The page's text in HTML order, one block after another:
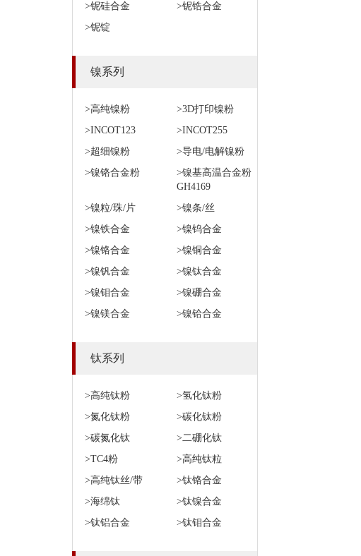
>铌硅合金
>铌锆合金
>铌锭
镍系列
>高纯镍粉
>3D打印镍粉
>INCOT123
>INCOT255
>超细镍粉
>导电/电解镍粉
>镍铬合金粉
>镍基高温合金粉
GH4169
>镍粒/珠/片
>镍条/丝
>镍铁合金
>镍钨合金
>镍铬合金
>镍铜合金
>镍钒合金
>镍钛合金
>镍钼合金
>镍硼合金
>镍镁合金
>镍铪合金
钛系列
>高纯钛粉
>氢化钛粉
>氮化钛粉
>碳化钛粉
>碳氮化钛
>二硼化钛
>TC4粉
>高纯钛粒
>高纯钛丝/带
>钛铬合金
>海绵钛
>钛镍合金
>钛铝合金
>钛钼合金